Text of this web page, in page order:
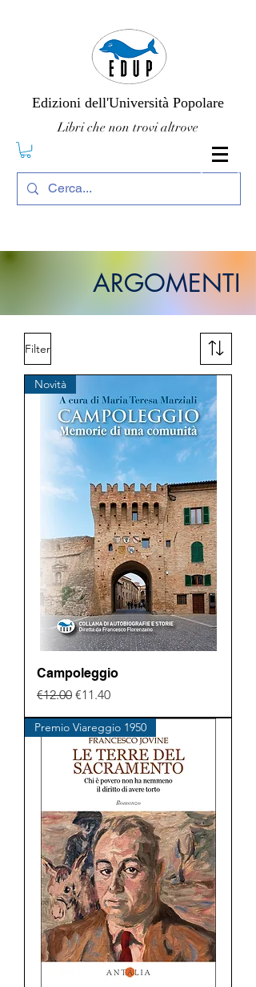
Edizioni dell'Università Popolare
Libri che non trovi altrove
ARGOMENTI
Filter
Novità
Campoleggio
Regular Price
€12.00 Sale Price
€11.40
Premio Viareggio 1950